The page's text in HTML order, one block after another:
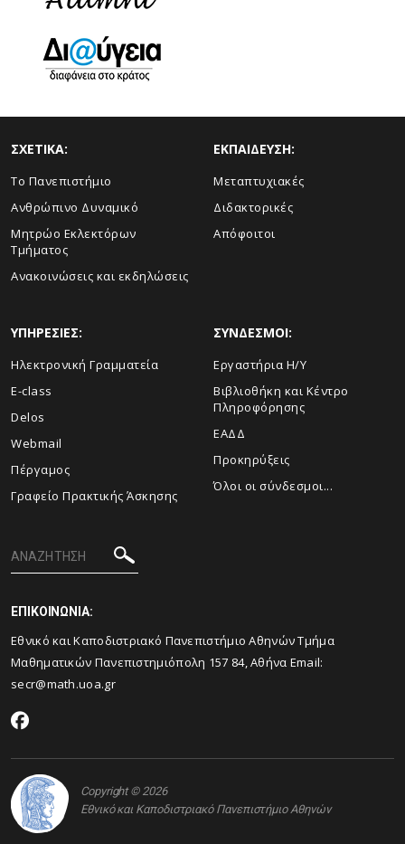
ΣΧΕΤΙΚΑ:
Το Πανεπιστήμιο
Ανθρώπινο Δυναμικό
Μητρώο Εκλεκτόρων
Τμήματος
Ανακοινώσεις και εκδηλώσεις
ΕΚΠΑΙΔΕΥΣΗ:
Μεταπτυχιακές
Διδακτορικές
Απόφοιτοι
ΥΠΗΡΕΣΙΕΣ:
Ηλεκτρονική Γραμματεία
E-class
Delos
Webmail
Πέργαμος
Γραφείο Πρακτικής Άσκησης
ΣΥΝΔΕΣΜΟΙ:
Εργαστήρια Η/Υ
Βιβλιοθήκη και Κέντρο
Πληροφόρησης
ΕΑΔΔ
Προκηρύξεις
Όλοι οι σύνδεσμοι...
ΕΠΙΚΟΙΝΩΝΙΑ:
Εθνικό και Καποδιστριακό Πανεπιστήμιο Αθηνών Τμήμα
Μαθηματικών Πανεπιστημιόπολη 157 84, Αθήνα Email:
secr@math.uoa.gr
Copyright © 2026
Εθνικό και Καποδιστριακό Πανεπιστήμιο Αθηνών